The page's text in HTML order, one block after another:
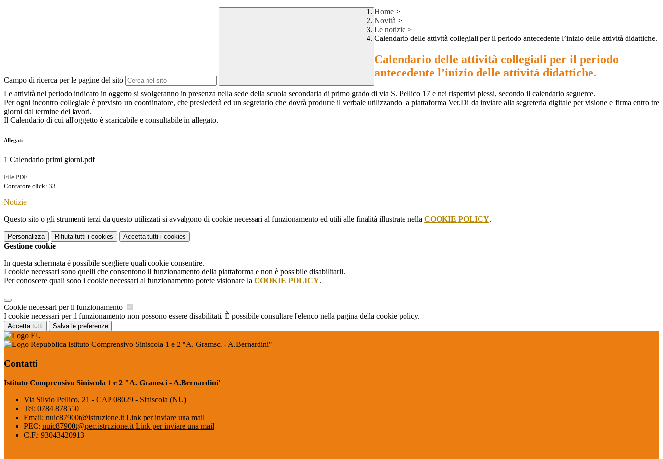
Campo di ricerca per le pagine del sito
Home >
Novità >
Le notizie >
Calendario delle attività collegiali per il periodo antecedente l’inizio delle attività didattiche.
Calendario delle attività collegiali per il periodo
antecedente l’inizio delle attività didattiche.
Le attività nel periodo indicato in oggetto si svolgeranno in presenza nella sede della scuola secondaria di primo grado di via S. Pellico 17 e nei rispettivi plessi, secondo il calendario seguente.
Per ogni incontro collegiale è previsto un coordinatore, che presiederà ed un segretario che dovrà produrre il verbale utilizzando la piattaforma Ver.Di da inviare alla segreteria digitale per visione e firma entro tre
giorni dal termine dei lavori.
Il Calendario di cui all'oggetto è scaricabile e consultabile in allegato.
Allegati
1 Calendario primi giorni.pdf
File PDF
Contatore click: 33
Notizie
Questo sito o gli strumenti terzi da questo utilizzati si avvalgono di cookie necessari al funzionamento ed utili alle finalità illustrate nella COOKIE POLICY.
Personalizza Rifiuta tutti i cookies Accetta tutti i cookies
Gestione cookie
In questa schermata è possibile scegliere quali cookie consentire.
I cookie necessari sono quelli che consentono il funzionamento della piattaforma e non è possibile disabilitarli.
Per conoscere quali sono i cookie necessari al funzionamento potete visionare la COOKIE POLICY.
Cookie necessari per il funzionamento
I cookie necessari per il funzionamento non possono essere disabilitati. È possibile consultare l'elenco nella pagina della cookie policy.
Accetta tutti Salva le preferenze
Istituto Comprensivo Siniscola 1 e 2 "A. Gramsci - A.Bernardini"
Contatti
Istituto Comprensivo Siniscola 1 e 2 "A. Gramsci - A.Bernardini"
Via Silvio Pellico, 21 - CAP 08029 - Siniscola (NU)
Tel: 0784 878550
Email: nuic87900t@istruzione.it Link per inviare una mail
PEC: nuic87900t@pec.istruzione.it Link per inviare una mail
C.F.: 93043420913